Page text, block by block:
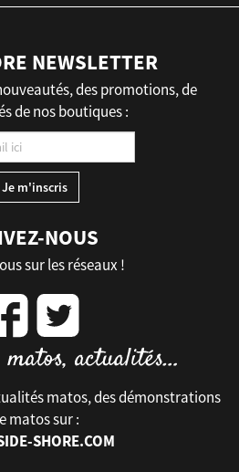
NEWSLETTER
des promotions, de
de nos boutiques :
NOUS
sur les réseaux !
matos, des démonstrations
matos sur :
SHORE.COM